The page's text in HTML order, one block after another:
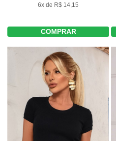
6x de R$ 14,15
COMPRAR